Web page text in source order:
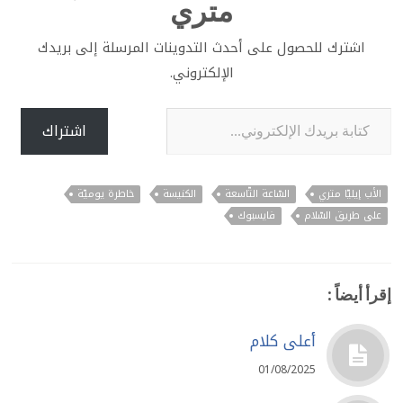
متري
اشترك للحصول على أحدث التدوينات المرسلة إلى بريدك
الإلكتروني.
كتابة بريدك الإلكتروني...
اشتراك
الأب إيليّا متري السّاعة التّاسعة الكنيسة
خاطرة يوميّة
على طريق السّلام
فايسبوك
إقرأ أيضاً :
أعلى كلام
01/08/2025